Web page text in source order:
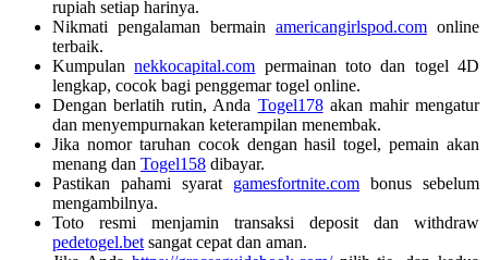
rupiah setiap harinya.
Nikmati pengalaman bermain americangirlspod.com online
terbaik.
Kumpulannekkocapital.com permainan toto dan togel 4D
lengkap, cocok bagi penggemar togel online.
Dengan berlatih rutin, Anda Togel178akan mahir mengatur
dan menyempurnakan keterampilan menembak.
Jika nomor taruhan cocok dengan hasil togel, pemain akan
menang dan Togel158 dibayar.
Pastikan pahami syarat gamesfortnite.com bonus sebelum
mengambilnya.
Toto resmi menjamin transaksi deposit dan withdraw
pedetogel.bet sangat cepat dan aman.